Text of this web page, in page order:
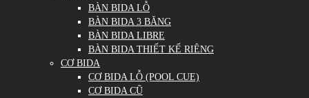
BÀN BIDA LỖ
BÀN BIDA 3 BĂNG
BÀN BIDA LIBRE
BÀN BIDA THIẾT KẾ RIÊNG
CƠ BIDA
CƠ BIDA LỖ (POOL CUE)
CƠ BIDA CŨ